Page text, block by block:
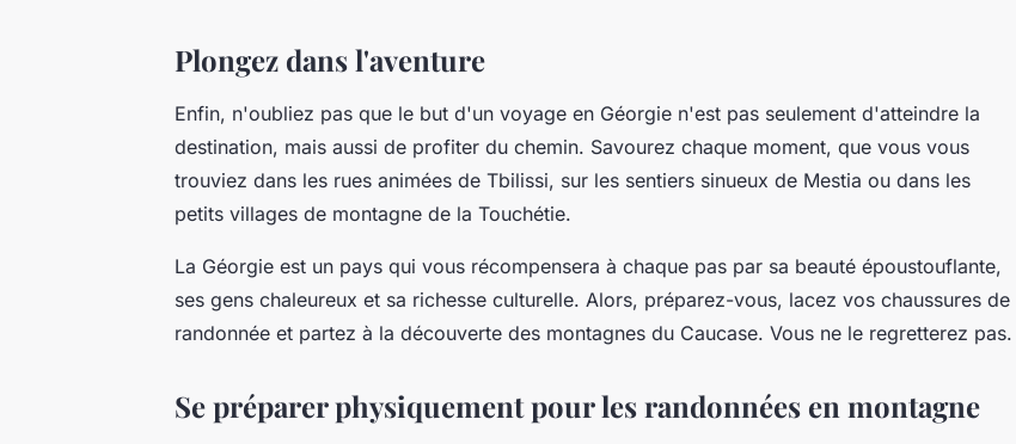
Plongez dans l'aventure
Enfin, n'oubliez pas que le but d'un voyage en Géorgie n'est pas seulement d'atteindre la
destination, mais aussi de profiter du chemin. Savourez chaque moment, que vous vous
trouviez dans les rues animées de Tbilissi, sur les sentiers sinueux de Mestia ou dans les
petits villages de montagne de la Touchétie.
La Géorgie est un pays qui vous récompensera à chaque pas par sa beauté époustouflante,
ses gens chaleureux et sa richesse culturelle. Alors, préparez-vous, lacez vos chaussures de
randonnée et partez à la découverte des montagnes du Caucase. Vous ne le regretterez pas.
Se préparer physiquement pour les randonnées en montagne